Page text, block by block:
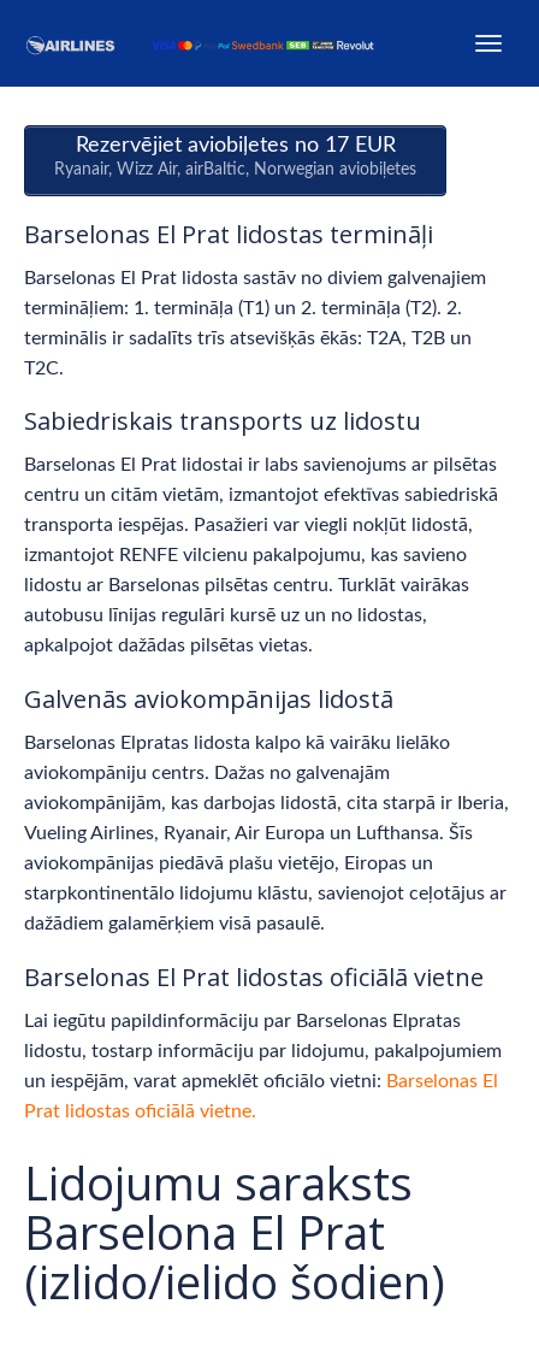
Rezervējiet aviobiļetes no 17 EUR
Ryanair, Wizz Air, airBaltic, Norwegian aviobiļetes
Barselonas El Prat lidostas termināļi
Barselonas El Prat lidosta sastāv no diviem galvenajiem
termināļiem: 1. termināļa (T1) un 2. termināļa (T2). 2.
terminālis ir sadalīts trīs atsevišķās ēkās: T2A, T2B un
T2C.
Sabiedriskais transports uz lidostu
Barselonas El Prat lidostai ir labs savienojums ar pilsētas
centru un citām vietām, izmantojot efektīvas sabiedriskā
transporta iespējas. Pasažieri var viegli nokļūt lidostā,
izmantojot RENFE vilcienu pakalpojumu, kas savieno
lidostu ar Barselonas pilsētas centru. Turklāt vairākas
autobusu līnijas regulāri kursē uz un no lidostas,
apkalpojot dažādas pilsētas vietas.
Galvenās aviokompānijas lidostā
Barselonas Elpratas lidosta kalpo kā vairāku lielāko
aviokompāniju centrs. Dažas no galvenajām
aviokompānijām, kas darbojas lidostā, cita starpā ir Iberia,
Vueling Airlines, Ryanair, Air Europa un Lufthansa. Šīs
aviokompānijas piedāvā plašu vietējo, Eiropas un
starpkontinentālo lidojumu klāstu, savienojot ceļotājus ar
dažādiem galamērķiem visā pasaulē.
Barselonas El Prat lidostas oficiālā vietne
Lai iegūtu papildinformāciju par Barselonas Elpratas
lidostu, tostarp informāciju par lidojumu, pakalpojumiem
un iespējām, varat apmeklēt oficiālo vietni: Barselonas El
Prat lidostas oficiālā vietne.
Lidojumu saraksts
Barselona El Prat
(izlido/ielido šodien)